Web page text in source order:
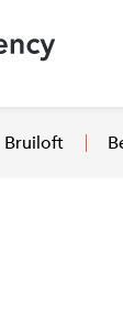
Bruiloft